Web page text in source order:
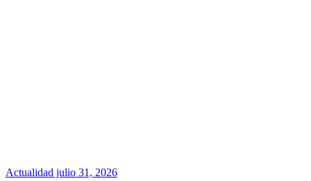
Actualidad julio 31, 2026